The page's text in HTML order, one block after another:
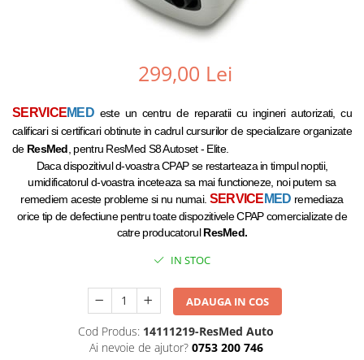
299,00 Lei
SERVICEMED este un centru de reparatii cu ingineri autorizati, cu
calificari si certificari obtinute in cadrul cursurilor de specializare organizate
de ResMed , pentru ResMed S8 Autoset - Elite.
Daca dispozitivul d-voastra CPAP se restarteaza in timpul noptii,
umidificatorul d-voastra inceteaza sa mai functioneze, noi putem sa
remediem aceste probleme si nu numai. SERVICE MED remediaza
orice tip de defectiune pentru toate dispozitivele CPAP comercializate de
catre producatorulResMed.
IN STOC
ADAUGA IN COS
Cod Produs: 14111219-ResMed Auto
Ai nevoie de ajutor? 0753 200 746